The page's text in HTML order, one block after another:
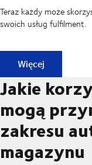
Teraz każdy może
swoich usług fulfilment.
DSV Fulfilment
Więcej
Jakie
mogą
zakresu
magazynu